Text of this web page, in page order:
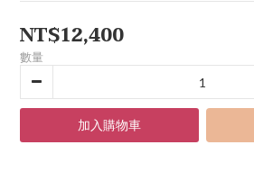
NT$12,400
數量
加入購物車